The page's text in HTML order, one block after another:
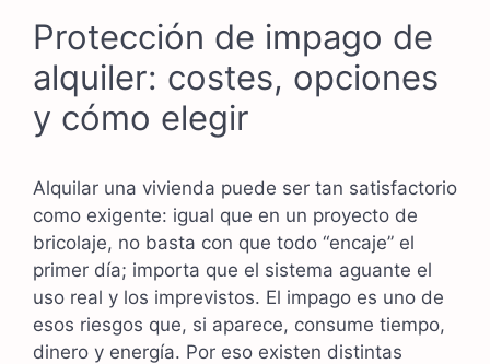
Protección de impago de
alquiler: costes, opciones
y cómo elegir
Alquilar una vivienda puede ser tan satisfactorio
como exigente: igual que en un proyecto de
bricolaje, no basta con que todo “encaje” el
primer día; importa que el sistema aguante el
uso real y los imprevistos. El impago es uno de
esos riesgos que, si aparece, consume tiempo,
dinero y energía. Por eso existen distintas